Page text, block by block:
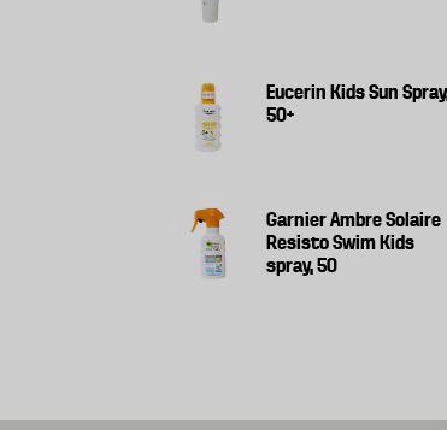
Eucerin Kids Sun
50+
Garnier Ambre Solaire
Resisto Swim Kids
spray, 50